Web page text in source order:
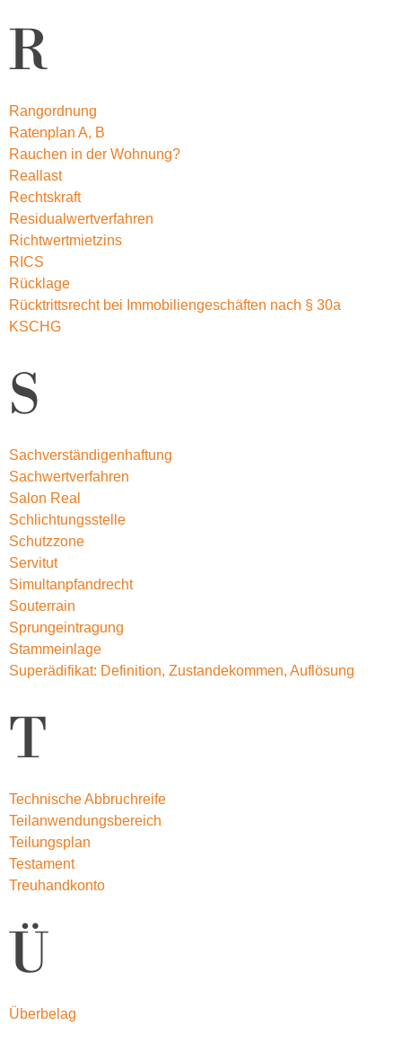
R
Rangordnung
Ratenplan A, B
Rauchen in der Wohnung?
Reallast
Rechtskraft
Residualwertverfahren
Richtwertmietzins
RICS
Rücklage
Rücktrittsrecht bei Immobiliengeschäften nach § 30a
KSCHG
S
Sachverständigenhaftung
Sachwertverfahren
Salon Real
Schlichtungsstelle
Schutzzone
Servitut
Simultanpfandrecht
Souterrain
Sprungeintragung
Stammeinlage
Superädifikat: Definition, Zustandekommen, Auflösung
T
Technische Abbruchreife
Teilanwendungsbereich
Teilungsplan
Testament
Treuhandkonto
Ü
Überbelag